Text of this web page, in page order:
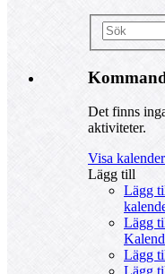
Det finns
aktiviteter.
Visa kalender
Lägg till
Lägg
Lägg
Lägg